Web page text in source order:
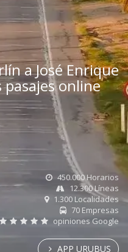
a José Enrique
online
450.000 Horarios
12.300 Líneas
1.300 Localidades
70 Empresas
opiniones Google
APP URUBUS